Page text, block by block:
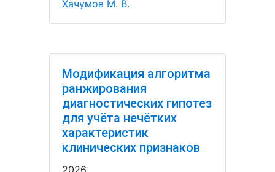
Хачумов М. В.
Модификация алгоритма
ранжирования
диагностических гипотез
для учёта нечётких
характеристик
клинических признаков
2026